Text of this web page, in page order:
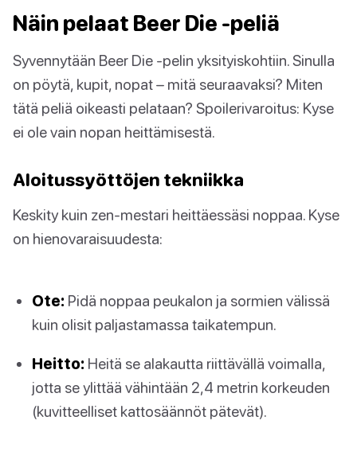
Näin pelaat Beer Die -peliä
Syvennytään Beer Die -pelin yksityiskohtiin. Sinulla
on pöytä, kupit, nopat – mitä seuraavaksi? Miten
tätä peliä oikeasti pelataan? Spoilerivaroitus: Kyse
ei ole vain nopan heittämisestä.
Aloitussyöttöjen tekniikka
Keskity kuin zen-mestari heittäessäsi noppaa. Kyse
on hienovaraisuudesta:
Ote: Pidä noppaa peukalon ja sormien välissä
kuin olisit paljastamassa taikatempun.
Heitto: Heitä se alakautta riittävällä voimalla,
jotta se ylittää vähintään 2,4 metrin korkeuden
(kuvitteelliset kattosäännöt pätevät).